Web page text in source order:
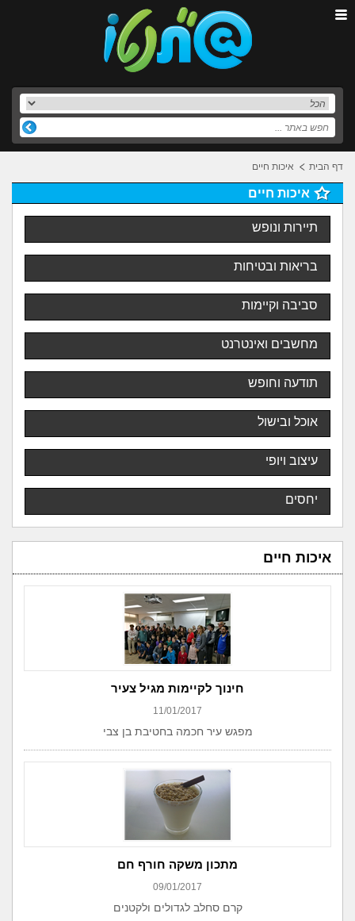
דף הבית איכות חיים
איכות חיים
תיירות ונופש
בריאות ובטיחות
סביבה וקיימות
מחשבים ואינטרנט
תודעה וחופש
אוכל ובישול
עיצוב ויופי
יחסים
איכות חיים
חינוך לקיימות מגיל צעיר
11/01/2017
מפגש עיר חכמה בחטיבת בן צבי
מתכון משקה חורף חם
09/01/2017
קרם סחלב לגדולים ולקטנים